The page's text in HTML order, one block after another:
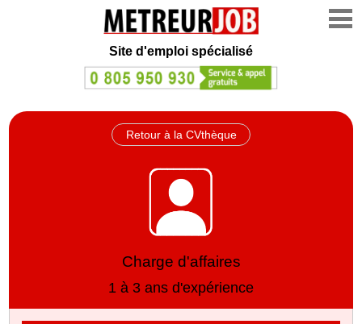
Site d'emploi spécialisé
Retour à la CVthèque
Charge d'affaires
1 à 3 ans d'expérience